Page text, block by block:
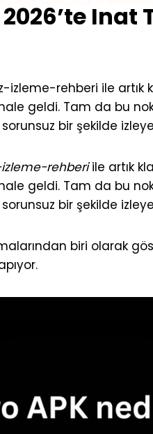
Inat
rehberi ile artık
geldi. Tam da bu
bir şekilde
rehberiile artık
geldi. Tam da bu
bir şekilde
biri olarak